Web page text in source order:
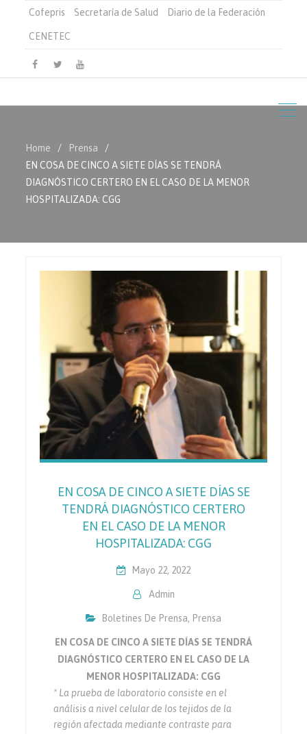
Cofepris Secretaría de Salud Diario de la Federación
CENETEC
Facebook
TwitterYoutube
Home
Prensa
EN COSA DE CINCO A SIETE DÍAS SE TENDRÁ
DIAGNÓSTICO CERTERO EN EL CASO DE LA MENOR
HOSPITALIZADA: CGG
EN COSA DE CINCO A SIETE DÍAS SE
TENDRÁ DIAGNÓSTICO CERTERO
EN EL CASO DE LA MENOR
HOSPITALIZADA: CGG
Mayo 22, 2022
Admin
Boletines De Prensa, Prensa
EN COSA DE CINCO A SIETE DÍAS SE TENDRÁ
DIAGNÓSTICO CERTERO EN EL CASO DE LA
MENOR HOSPITALIZADA: CGG
* La prueba de laboratorio consiste en el
análisis a nivel celular de los tejidos de la
región afectada mediante contraste para